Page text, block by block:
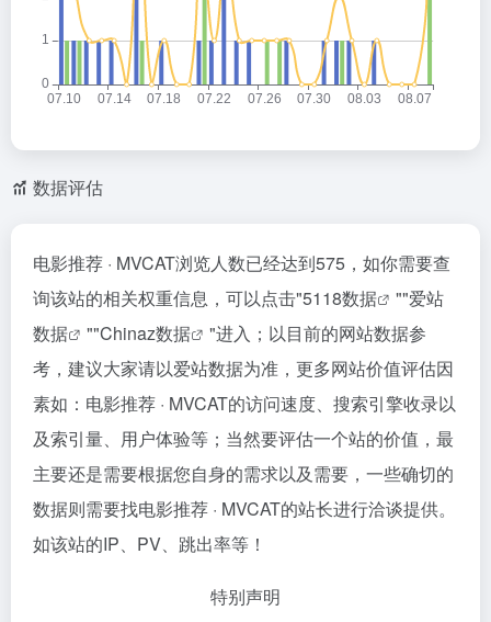
数据评估
电影推荐 · MVCAT浏览人数已经达到575，如你需要查
询该站的相关权重信息，可以点击"5118数据 ""爱站
数据
""Chinaz数据
"进入；以目前的网站数据参
考，建议大家请以爱站数据为准，更多网站价值评估因
素如：电影推荐 · MVCAT的访问速度、搜索引擎收录以
及索引量、用户体验等；当然要评估一个站的价值，最
主要还是需要根据您自身的需求以及需要，一些确切的
数据则需要找电影推荐 · MVCAT的站长进行洽谈提供。
如该站的IP、PV、跳出率等！
特别声明